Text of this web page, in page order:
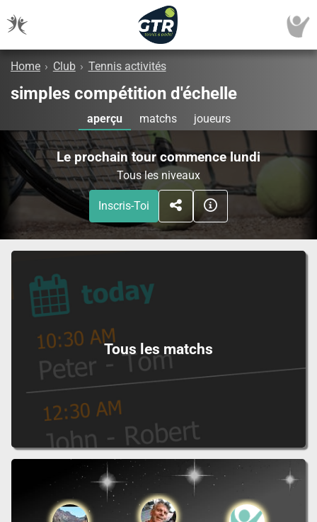
Home › Club › Tennis activités
simples compétition d'échelle
aperçu matchs joueurs
Le prochain tour commence lundi
Tous les niveaux
Inscris-Toi
Tous les matchs